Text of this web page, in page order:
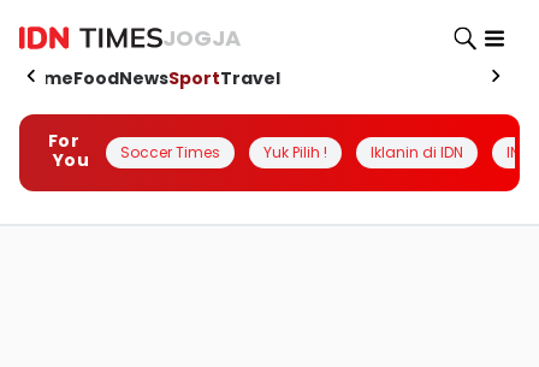
JOGJA
HomeFoodNewsSportTravel
For
You
Soccer Times Yuk Pilih ! Iklanin di IDN